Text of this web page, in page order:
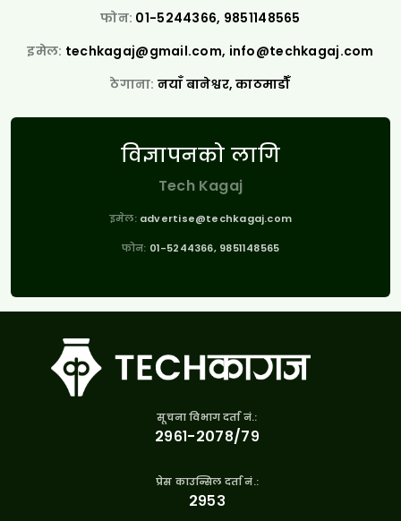
फोन: 01-5244366, 9851148565
इमेल: techkagaj@gmail.com, info@techkagaj.com
ठेगाना: नयाँ बानेश्वर, काठमाडौँ
विज्ञापनको लागि
Tech Kagaj
इमेल: advertise@techkagaj.com
फोन: 01-5244366, 9851148565
सूचना विभाग दर्ता नं.:
२९६१-२०७८/७९
प्रेस काउन्सिल दर्ता नं.:
२९५३